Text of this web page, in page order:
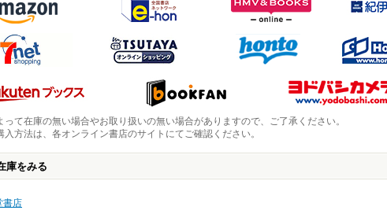
て在庫の無い場合やお取り扱いの無い場合がありますので、ご了承ください。
方法は、各オンライン書店のサイトにてご確認ください。
庫をみる
書店